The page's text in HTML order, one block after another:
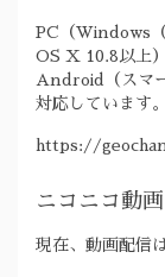
PC（Windows
OS X 10.8以上
Android（スマ
対応しています。
https://
ニコニコ動画
現在、動画配信